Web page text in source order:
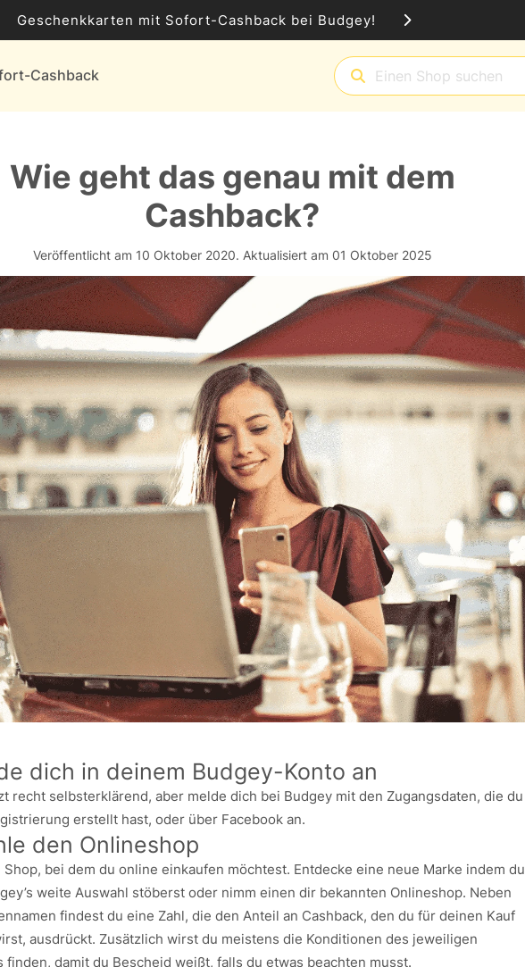
Geschenkkarten mit Sofort-Cashback bei Budgey!
Cashback
Wie geht das genau mit dem
Cashback?
Veröffentlicht am 10 Oktober 2020. Aktualisiert am 01 Oktober 2025
dich in deinem Budgey-Konto an
recht selbsterklärend, aber melde dich bei Budgey mit den Zugangsdaten, die du
erstellt hast, oder über Facebook an.
den Onlineshop
Shop, bei dem du online einkaufen möchtest. Entdecke eine neue Marke indem du
weite Auswahl stöberst oder nimm einen dir bekannten Onlineshop. Neben
findest du eine Zahl, die den Anteil an Cashback, den du für deinen Kauf
ausdrückt. Zusätzlich wirst du meistens die Konditionen des jeweiligen
finden, damit du Bescheid weißt, falls du etwas beachten musst.